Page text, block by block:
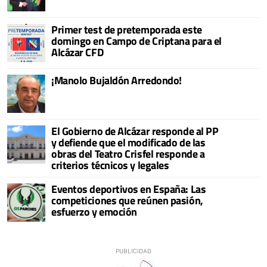
Primer test de pretemporada este
domingo en Campo de Criptana para el
Alcázar CFD
¡Manolo Bujaldón Arredondo!
El Gobierno de Alcázar responde al PP
y defiende que el modificado de las
obras del Teatro Crisfel responde a
criterios técnicos y legales
Eventos deportivos en España: Las
competiciones que reúnen pasión,
esfuerzo y emoción